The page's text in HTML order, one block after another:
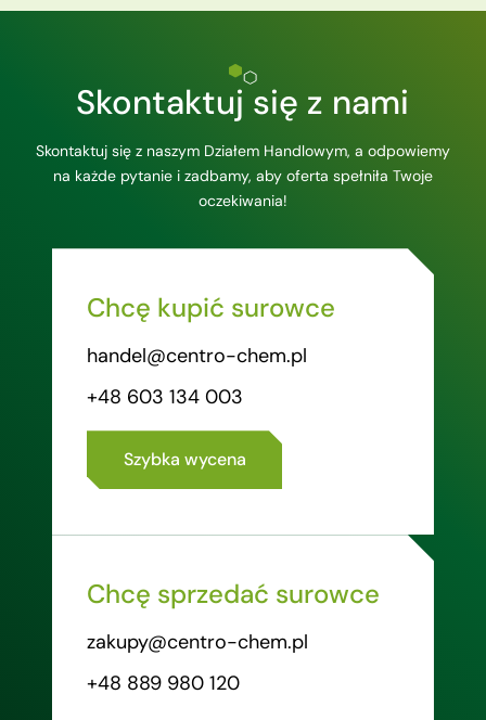
Skontaktuj się z nami
Skontaktuj się z naszym Działem Handlowym, a odpowiemy
na każde pytanie i zadbamy, aby oferta spełniła Twoje
oczekiwania!
Chcę kupić surowce
handel@centro-chem.pl
+48 603 134 003
Szybka wycena
Chcę sprzedać surowce
zakupy@centro-chem.pl
+48 889 980 120